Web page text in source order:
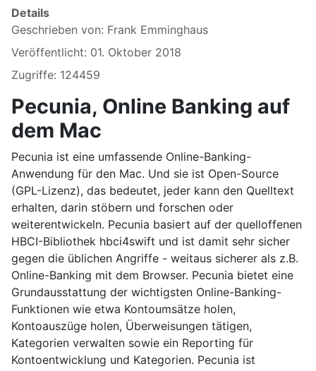
Details
Geschrieben von: Frank Emminghaus
Veröffentlicht: 01. Oktober 2018
Zugriffe: 124459
Pecunia, Online Banking auf
dem Mac
Pecunia ist eine umfassende Online-Banking-
Anwendung für den Mac. Und sie ist Open-Source
(GPL-Lizenz), das bedeutet, jeder kann den Quelltext
erhalten, darin stöbern und forschen oder
weiterentwickeln. Pecunia basiert auf der quelloffenen
HBCI-Bibliothek hbci4swift und ist damit sehr sicher
gegen die üblichen Angriffe - weitaus sicherer als z.B.
Online-Banking mit dem Browser. Pecunia bietet eine
Grundausstattung der wichtigsten Online-Banking-
Funktionen wie etwa Kontoumsätze holen,
Kontoauszüge holen, Überweisungen tätigen,
Kategorien verwalten sowie ein Reporting für
Kontoentwicklung und Kategorien. Pecunia ist